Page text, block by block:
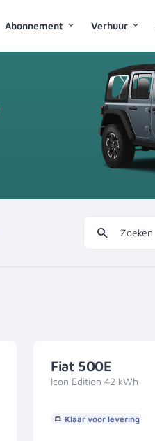
Abonnement Verhuur
Zoeken
Fiat 500E
Icon Edition 42 kWh
Klaar voor levering